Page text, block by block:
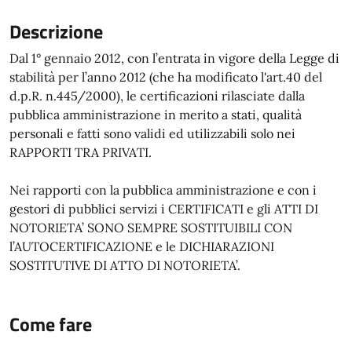
Descrizione
Dal 1° gennaio 2012, con l’entrata in vigore della Legge di
stabilità per l’anno 2012 (che ha modificato l'art.40 del
d.p.R. n.445/2000), le certificazioni rilasciate dalla
pubblica amministrazione in merito a stati, qualità
personali e fatti sono validi ed utilizzabili solo nei
RAPPORTI TRA PRIVATI.
Nei rapporti con la pubblica amministrazione e con i
gestori di pubblici servizi i CERTIFICATI e gli ATTI DI
NOTORIETA’ SONO SEMPRE SOSTITUIBILI CON
l’AUTOCERTIFICAZIONE e le DICHIARAZIONI
SOSTITUTIVE DI ATTO DI NOTORIETA’.
Come fare